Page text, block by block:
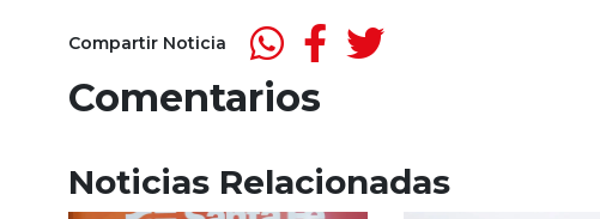
Compartir Noticia
Comentarios
Noticias Relacionadas